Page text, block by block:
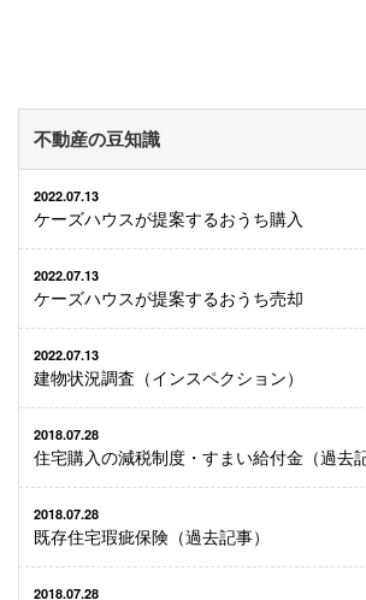
不動産の豆知識
2022.07.13
ケーズハウスが提案するおうち購入
2022.07.13
ケーズハウスが提案するおうち売却
2022.07.13
建物状況調査（インスペクション）
2018.07.28
住宅購入の減税制度・すまい給付金（過去記
2018.07.28
既存住宅瑕疵保険（過去記事）
2018.07.28